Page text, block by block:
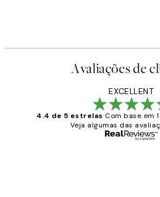
Avaliações de
EXCELLENT
4.4 de 5 estrelas Com base em
Veja algumas das